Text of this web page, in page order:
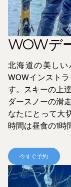
WOWデ
北海道の美し
WOWインスト
す。スキーの上
ダースノーの滑
なたにとって大
時間は昼食の1時
今すぐ予約